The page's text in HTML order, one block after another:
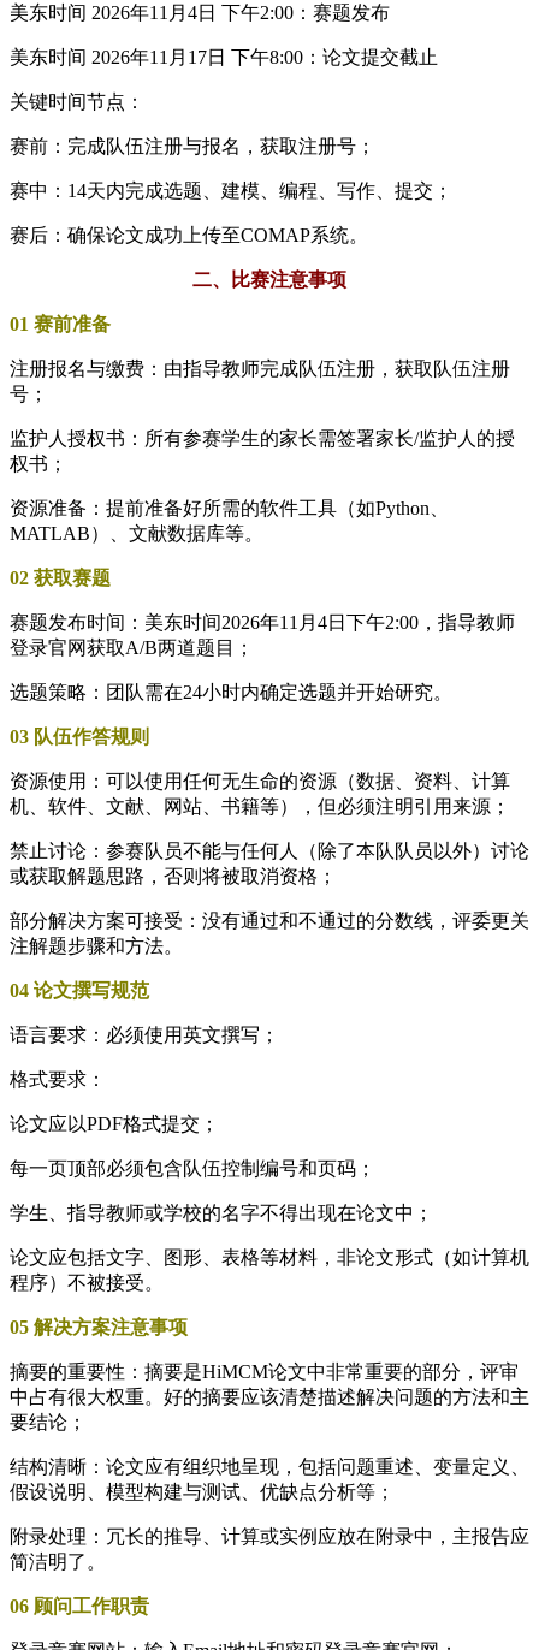
美东时间 2026年11月4日 下午2:00：赛题发布
美东时间 2026年11月17日 下午8:00：论文提交截止
关键时间节点：
赛前：完成队伍注册与报名，获取注册号；
赛中：14天内完成选题、建模、编程、写作、提交；
赛后：确保论文成功上传至COMAP系统。
二、比赛注意事项
01 赛前准备
注册报名与缴费：由指导教师完成队伍注册，获取队伍注册
号；
监护人授权书：所有参赛学生的家长需签署家长/监护人的授
权书；
资源准备：提前准备好所需的软件工具（如Python、
MATLAB）、文献数据库等。
02 获取赛题
赛题发布时间：美东时间2026年11月4日下午2:00，指导教师
登录官网获取A/B两道题目；
选题策略：团队需在24小时内确定选题并开始研究。
03 队伍作答规则
资源使用：可以使用任何无生命的资源（数据、资料、计算
机、软件、文献、网站、书籍等），但必须注明引用来源；
禁止讨论：参赛队员不能与任何人（除了本队队员以外）讨论
或获取解题思路，否则将被取消资格；
部分解决方案可接受：没有通过和不通过的分数线，评委更关
注解题步骤和方法。
04 论文撰写规范
语言要求：必须使用英文撰写；
格式要求：
论文应以PDF格式提交；
每一页顶部必须包含队伍控制编号和页码；
学生、指导教师或学校的名字不得出现在论文中；
论文应包括文字、图形、表格等材料，非论文形式（如计算机
程序）不被接受。
05 解决方案注意事项
摘要的重要性：摘要是HiMCM论文中非常重要的部分，评审
中占有很大权重。好的摘要应该清楚描述解决问题的方法和主
要结论；
结构清晰：论文应有组织地呈现，包括问题重述、变量定义、
假设说明、模型构建与测试、优缺点分析等；
附录处理：冗长的推导、计算或实例应放在附录中，主报告应
简洁明了。
06 顾问工作职责